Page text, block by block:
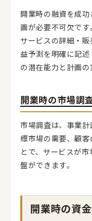
開業時の融資を成
画が必要不可欠で
サービスの詳細・
益予測を明確に記
の潜在能力と計画の
開業時の市場調
市場調査は、事業
標市場の需要、顧
とで、サービスが
盤ができます。
開業時の資